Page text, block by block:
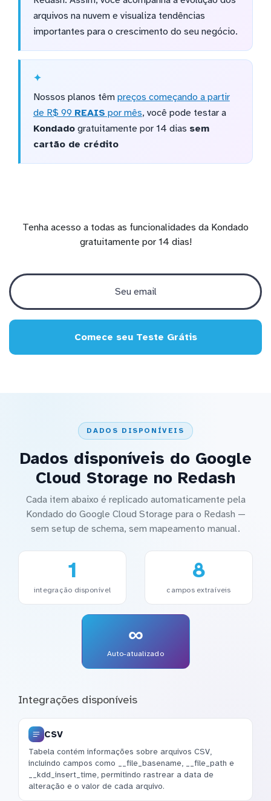
arquivos na nuvem e visualiza tendências
importantes para o crescimento do seu negócio.
Nossos planos têm preços começando a partir
de R$ 99 REAIS por mês, você pode testar a
Kondadogratuitamente por 14 dias sem
cartão de crédito
Tenha acesso a todas as funcionalidades da Kondado
gratuitamente por 14 dias!
Comece seu Teste Grátis
DADOS DISPONÍVEIS
Dados disponíveis do Google
Cloud Storage no Redash
Cada item abaixo é replicado automaticamente pela
Kondado do Google Cloud Storage para o Redash —
sem setup de schema, sem mapeamento manual.
1
integração disponível
8
campos extraíveis
∞
Auto-atualizado
Integrações disponíveis
CSV
Tabela contém informações sobre arquivos CSV,
incluindo campos como __file_basename, __file_path e
__kdd_insert_time, permitindo rastrear a data de
alteração e o valor de cada arquivo.